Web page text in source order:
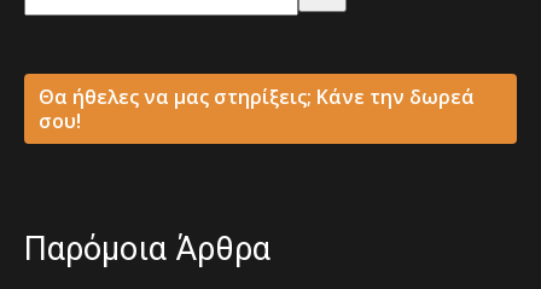
Θα ήθελες να μας στηρίξεις; Κάνε την δωρεά
σου!
Παρόμοια Άρθρα